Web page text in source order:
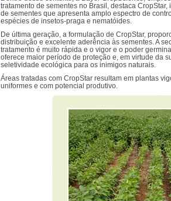
tratamento de sementes no Brasil, destaca
de sementes que apresenta amplo espectro de
espécies de insetos-praga e nematóides.
De última geração, a formulação de CropStar,
distribuição e excelente aderência às sementes. A
tratamento é muito rápida e o vigor e o poder
oferece maior período de proteção e, em virtude da
seletividade ecológica para os inimigos naturais.
Áreas tratadas com CropStar resultam em plantas
uniformes e com potencial produtivo.